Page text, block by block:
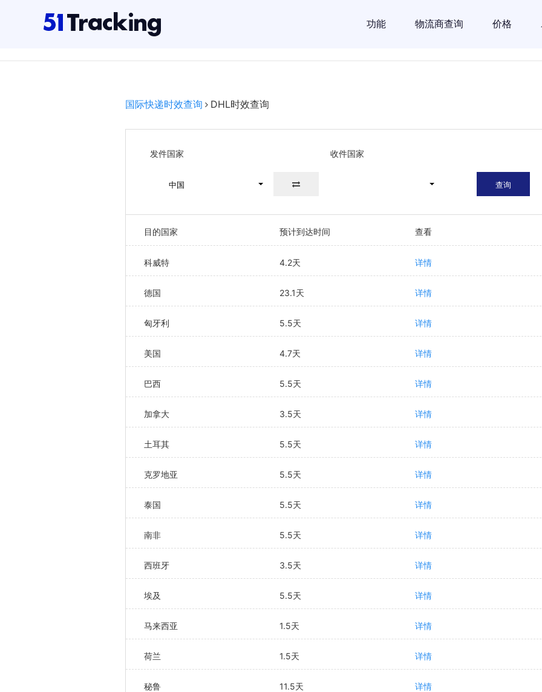
功能 物流商查询 价格
国际快递时效查询 DHL时效查询
发件国家 收件国家
中国 查询
目的国家 预计到达时间 查看
科威特 4.2天 详情
德国 23.1天 详情
匈牙利 5.5天 详情
美国 4.7天 详情
巴西 5.5天 详情
加拿大 3.5天 详情
土耳其 5.5天 详情
克罗地亚 5.5天 详情
泰国 5.5天 详情
南非 5.5天 详情
西班牙 3.5天 详情
埃及 5.5天 详情
马来西亚 1.5天 详情
荷兰 1.5天 详情
秘鲁 11.5天 详情